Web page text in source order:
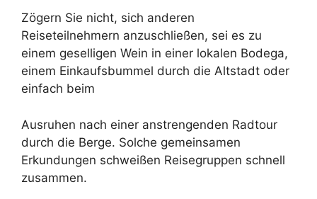
Zögern Sie nicht, sich anderen
Reiseteilnehmern anzuschließen, sei es zu
einem geselligen Wein in einer lokalen Bodega,
einem Einkaufsbummel durch die Altstadt oder
einfach beim
Ausruhen nach einer anstrengenden Radtour
durch die Berge. Solche gemeinsamen
Erkundungen schweißen Reisegruppen schnell
zusammen.